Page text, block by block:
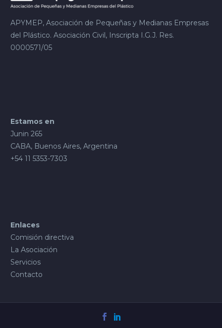
APYMEP, Asociación de Pequeñas y Medianas Empresas
del Plástico. Asociación Civil, Inscripta I.G.J. Res.
0000571/05
Estamos en
Junin 265
CABA, Buenos Aires, Argentina
+54 11 5353-7303
Enlaces
Comisión directiva
La Asociación
Servicios
Contacto